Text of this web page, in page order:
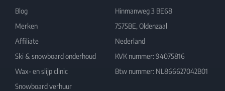
Blog
Merken
Affiliate
Ski & snowboard onderhoud
Wax- en slijp clinic
Snowboard verhuur
Hinmanweg 3 BE68
7575BE, Oldenzaal
Nederland
KVK nummer: 94075816
Btw nummer: NL866627042B01